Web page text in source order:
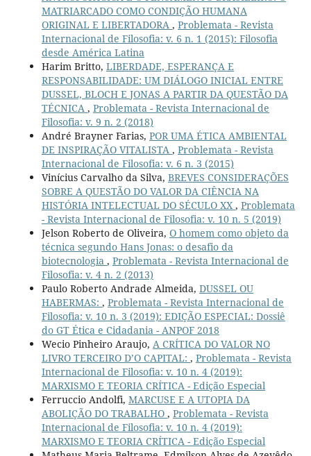
MATRIARCADO COMO CONDIÇÃO HUMANA
ORIGINAL E LIBERTADORA , Problemata - Revista
Internacional de Filosofia: v. 6 n. 1 (2015): Filosofia
desde América Latina
Harim Britto, LIBERDADE, ESPERANÇA E
RESPONSABILIDADE: UM DIÁLOGO INICIAL ENTRE
DUSSEL, BLOCH E JONAS A PARTIR DA QUESTÃO DA
TÉCNICA , Problemata - Revista Internacional de
Filosofia: v. 9 n. 2 (2018)
André Brayner Farias, POR UMA ÉTICA AMBIENTAL
DE INSPIRAÇÃO VITALISTA , Problemata - Revista
Internacional de Filosofia: v. 6 n. 3 (2015)
Vinícius Carvalho da Silva, BREVES CONSIDERAÇÕES
SOBRE A QUESTÃO DO VALOR DA CIÊNCIA NA
HISTÓRIA INTELECTUAL DO SÉCULO XX , Problemata
- Revista Internacional de Filosofia: v. 10 n. 5 (2019)
Jelson Roberto de Oliveira, O homem como objeto da
técnica segundo Hans Jonas: o desafio da
biotecnologia , Problemata - Revista Internacional de
Filosofia: v. 4 n. 2 (2013)
Paulo Roberto Andrade Almeida, DUSSEL OU
HABERMAS: , Problemata - Revista Internacional de
Filosofia: v. 10 n. 3 (2019): EDIÇÃO ESPECIAL: Dossiê
do GT Ética e Cidadania - ANPOF 2018
Wecio Pinheiro Araujo, A CRÍTICA DO VALOR NO
LIVRO TERCEIRO D’O CAPITAL: , Problemata - Revista
Internacional de Filosofia: v. 10 n. 4 (2019):
MARXISMO E TEORIA CRÍTICA - Edição Especial
Ferruccio Andolfi, MARCUSE E A UTOPIA DA
ABOLIÇÃO DO TRABALHO , Problemata - Revista
Internacional de Filosofia: v. 10 n. 4 (2019):
MARXISMO E TEORIA CRÍTICA - Edição Especial